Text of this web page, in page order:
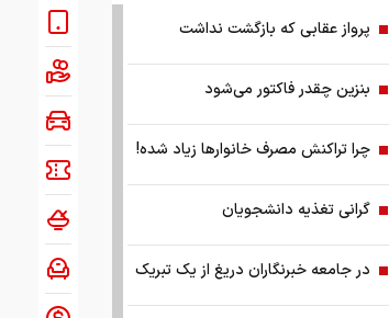
پرواز عقابی که بازگشت نداشت
بنزین چقدر فاکتور می‌شود
چرا تراکنش مصرف خانوارها زیاد شده!
گرانی تغذیه دانشجویان
در جامعه خبرنگاران دریغ از یک تبریک